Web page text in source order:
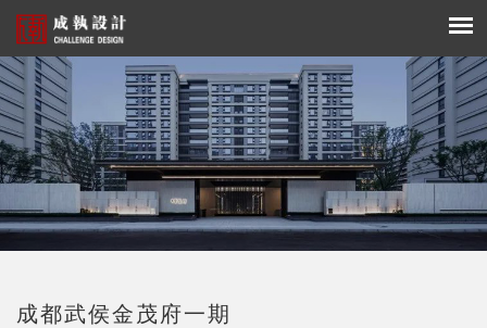
成都武侯金茂府一期